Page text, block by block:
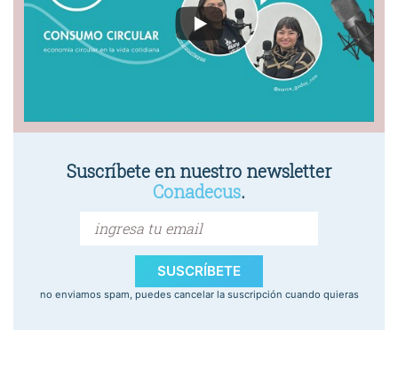
Suscríbete en nuestro newsletter
Conadecus.
SUSCRÍBETE
no enviamos spam, puedes cancelar la suscripción cuando quieras